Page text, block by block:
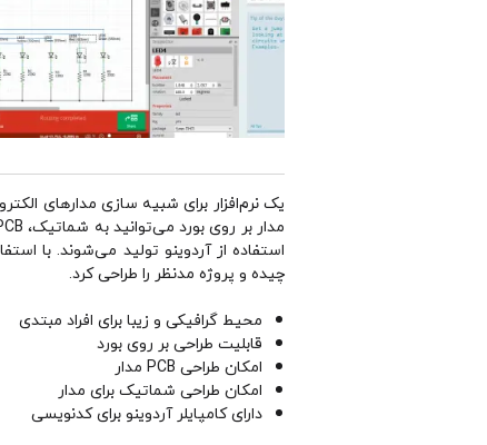
یک نرم‌افزار برای شبیه سازی مدارهای
استفاده از آردوینو تولید می‌شوند. با
چیده و پروژه مدنظر را طراحی کرد.
محیط گرافیکی و زیبا برای افراد مبتدی
قابلیت طراحی بر روی بورد
امکان طراحی PCB مدار
امکان طراحی شماتیک برای مدار
دارای کامپایلر آردوینو برای کدنویسی